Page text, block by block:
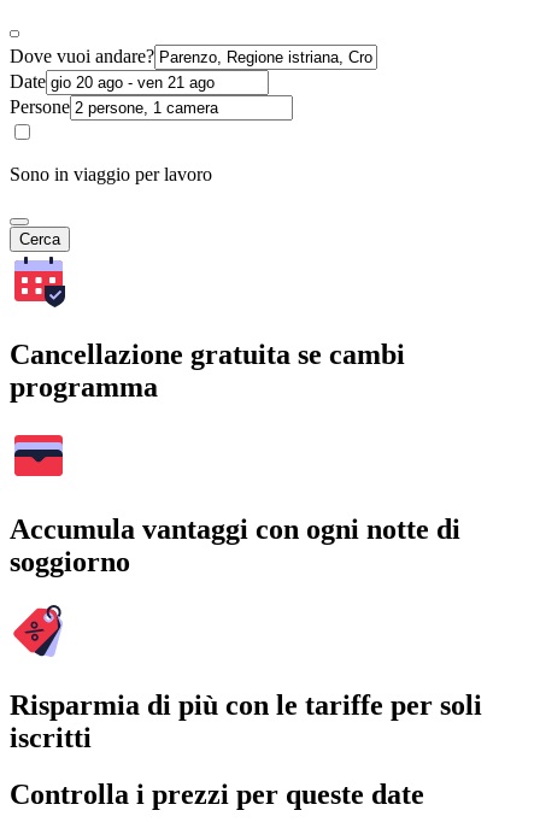
Dove vuoi andare?
Date
Persone
Sono in viaggio per lavoro
Cerca
Cancellazione gratuita se cambi
programma
Accumula vantaggi con ogni notte di
soggiorno
Risparmia di più con le tariffe per soli
iscritti
Controlla i prezzi per queste date